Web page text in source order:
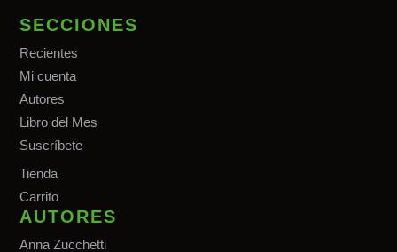
SECCIONES
Recientes
Mi cuenta
Autores
Libro del Mes
Suscríbete
Tienda
Carrito
AUTORES
Anna Zucchetti